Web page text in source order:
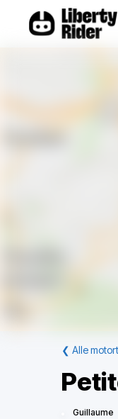
❮ Alle
Guillaume